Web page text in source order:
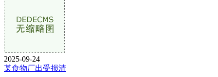
2025-09-24
某食物厂出受损清